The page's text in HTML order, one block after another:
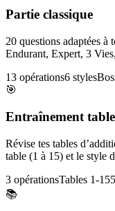
Partie classique
20 questions adaptées
Endurant, Expert, 3
13 opérations6 styles
🎯
Entraînement
Révise tes tables
table (1 à 15) et le style
3 opérationsTables 1-15
📚